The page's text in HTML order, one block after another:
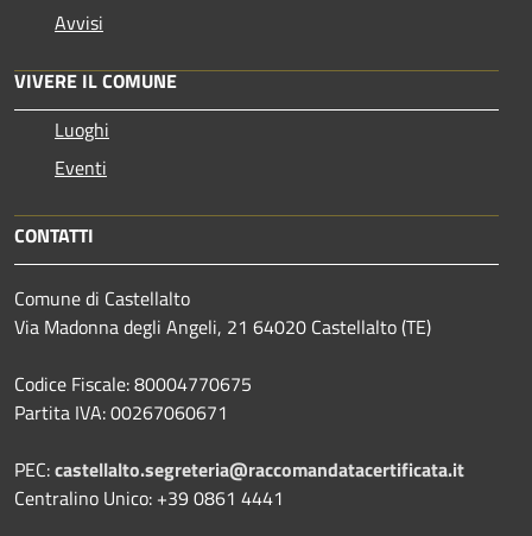
Avvisi
VIVERE IL COMUNE
Luoghi
Eventi
CONTATTI
Comune di Castellalto
Via Madonna degli Angeli, 21 64020 Castellalto (TE)
Codice Fiscale: 80004770675
Partita IVA: 00267060671
PEC:castellalto.segreteria@raccomandatacertificata.it
Centralino Unico: +39 0861 4441